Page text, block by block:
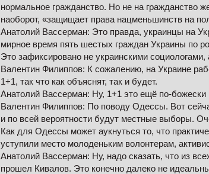
нормальное гражданство. Но не на гражданство
наоборот, «защищает права нацменьшинств на
Анатолий Вассерман: Это правда, украинцы на
мирное время пять шестых граждан Украины по
Это зафиксировано не украинскими социологами,
Валентин Филиппов: К сожалению, на Украине
1+1, так что как объяснят, так и будет.
Анатолий Вассерман: Ну, 1+1 это ещё по-божески
Валентин Филиппов: По поводу Одессы. Вот
и по всей вероятности будут местные выборы.
Как для Одессы может аукнуться то, что
уступили место молоденьким волонтерам,
Анатолий Вассерман: Ну, надо сказать, что из
прошел Кивалов. Это конечно далеко не